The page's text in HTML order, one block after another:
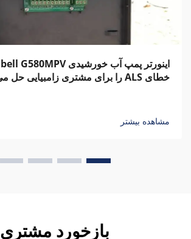
خطای ALS را برای مشتری زامبیایی حل می‌کند
مشاهده بیشتر
بازخورد مشتری